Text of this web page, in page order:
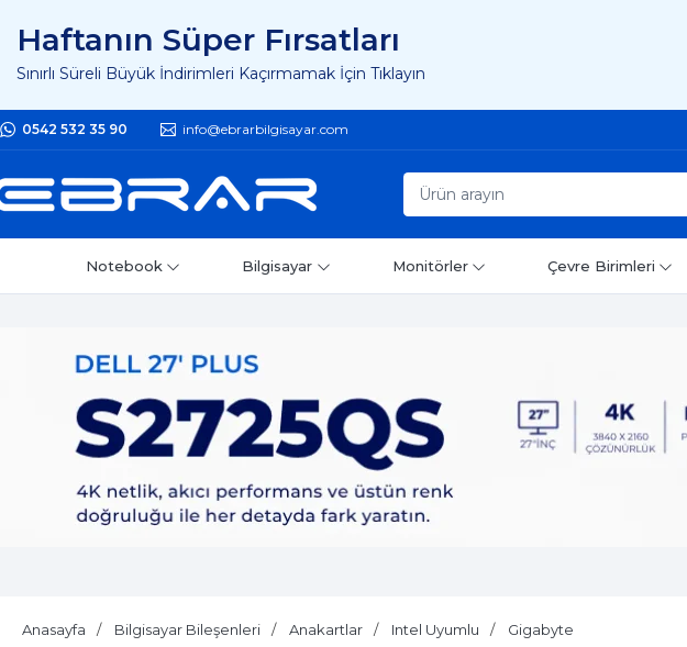
Haftanın Süper Fırsatları
Sınırlı Süreli Büyük İndirimleri Kaçırmamak İçin Tıklayın
0542 532 35 90 info@ebrarbilgisayar.com
Notebook Bilgisayar Monitörler Çevre Birimleri
Anasayfa Bilgisayar Bileşenleri Anakartlar Intel Uyumlu Gigabyte